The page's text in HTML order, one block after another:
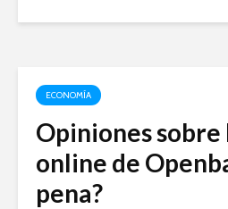
ECONOMÍA
Opiniones sobre
online de
pena?